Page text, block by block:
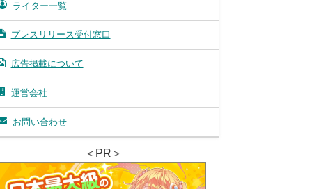
ライター一覧
プレスリリース受付窓口
広告掲載について
運営会社
お問い合わせ
＜PR＞